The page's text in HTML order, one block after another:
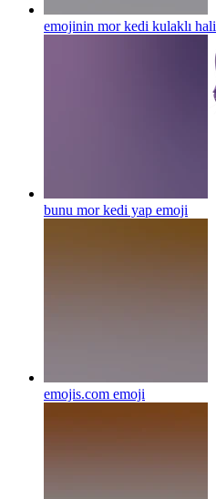
emojinin mor kedi kulaklı hali
bunu mor kedi yap emoji
emojis.com emoji